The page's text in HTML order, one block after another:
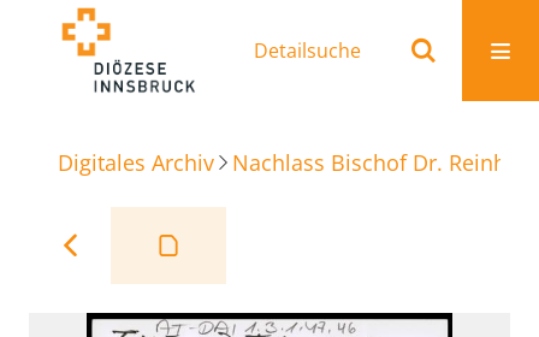
Detailsuche
Digitales Archiv Nachlass Bischof Dr.